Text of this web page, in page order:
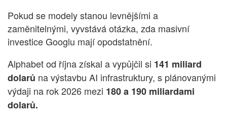
Pokud se modely stanou levnějšími a
zaměnitelnými, vyvstává otázka, zda masivní
investice Googlu mají opodstatnění.
Alphabet od října získal a vypůjčil si 141 miliard
dolarů na výstavbu AI infrastruktury, s plánovanými
výdaji na rok 2026 mezi 180 a 190 miliardami
dolarů.